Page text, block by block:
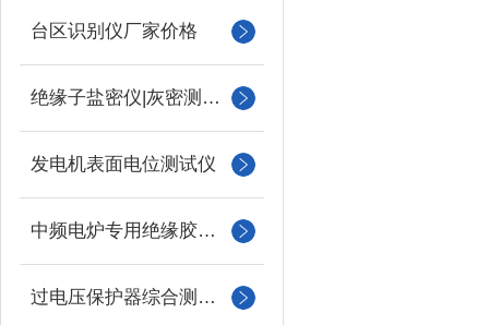
台区识别仪厂家价格
绝缘子盐密仪|灰密测试仪
发电机表面电位测试仪
中频电炉专用绝缘胶木柱
过电压保护器综合测试仪